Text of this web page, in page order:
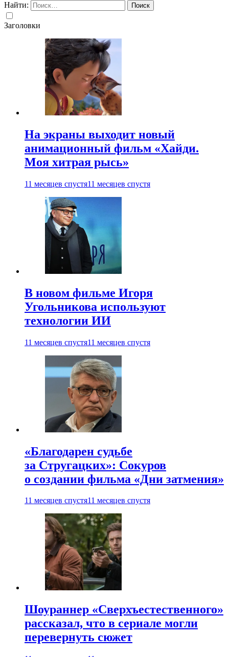
Найти:
Заголовки
На экраны выходит новый
анимационный фильм «Хайди.
Моя хитрая рысь»
11 месяцев спустя11 месяцев спустя
В новом фильме Игоря
Угольникова используют
технологии ИИ
11 месяцев спустя11 месяцев спустя
«Благодарен судьбе
за Стругацких»: Сокуров
о создании фильма «Дни затмения»
11 месяцев спустя11 месяцев спустя
Шоураннер «Сверхъестественного»
рассказал, что в сериале могли
перевернуть сюжет